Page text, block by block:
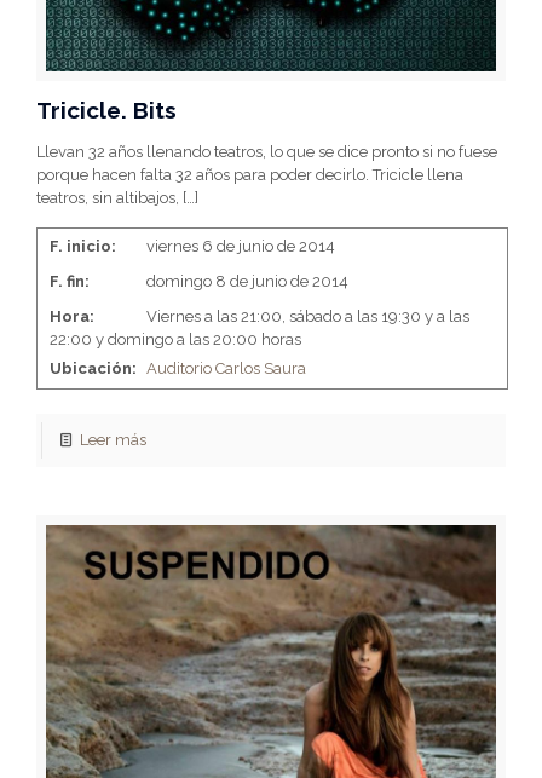
Tricicle. Bits
Llevan 32 años llenando teatros, lo que se dice pronto si no fuese
porque hacen falta 32 años para poder decirlo. Tricicle llena
teatros, sin altibajos, […]
F. inicio:
viernes 6 de junio de 2014
F. fin:
domingo 8 de junio de 2014
Hora:
Viernes a las 21:00, sábado a las 19:30 y a las
22:00 y domingo a las 20:00 horas
Ubicación: Auditorio Carlos Saura
Leer más